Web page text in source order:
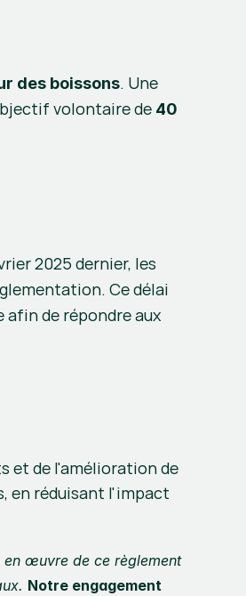
des boissons. Une
volontaire de 40
2025 dernier, les
Ce délai
de répondre aux
et de l'amélioration de
en réduisant l'impact
œuvre de ce règlement
Notre engagement